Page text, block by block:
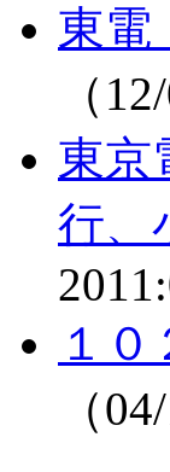
東
（
東
行
１
（